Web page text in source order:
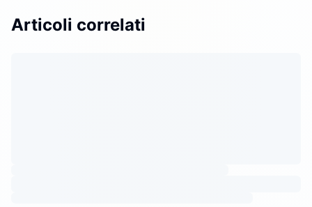
Articoli correlati